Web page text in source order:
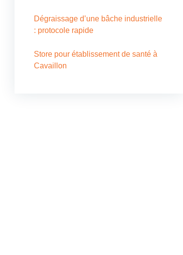
Dégraissage d’une bâche industrielle
: protocole rapide
Store pour établissement de santé à
Cavaillon